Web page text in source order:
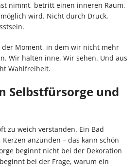
nimmt, betritt einen inneren Raum,
wird. Nicht durch Druck,
der Moment, in dem wir nicht mehr
Wir halten inne. Wir sehen. Und aus
Wahlfreiheit.
Selbstfürsorge und
zu weich verstanden. Ein Bad
anzünden – das kann schön
beginnt nicht bei der Dekoration
bei der Frage, warum ein